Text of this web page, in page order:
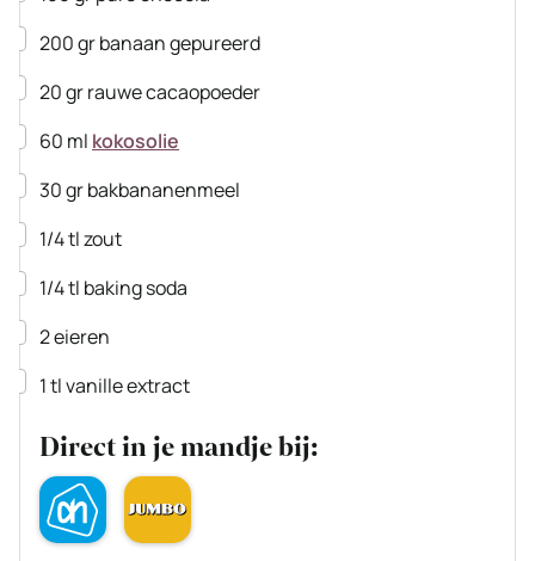
▢
200grbanaangepureerd
▢
20grrauwe cacaopoeder
▢
60 ml kokosolie
▢
30grbakbananenmeel
▢
1/4tlzout
▢
1/4tl baking soda
▢
2eieren
▢
1tlvanille extract
Direct in je mandje bij: